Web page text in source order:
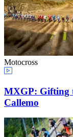
Motocross
MXGP: Gifting
Callemo